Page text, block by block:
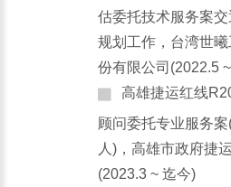
估委托技术服务案
规划工作，台湾世
份有限公司(2022.5
高雄捷运红线
顾问委托专业服务
人)，高雄市政府捷
(2023.3 ~ 迄今)